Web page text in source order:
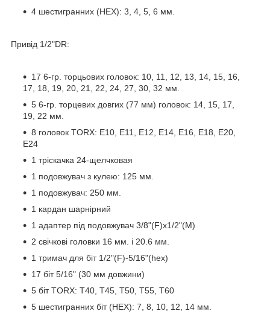
4 шестигранних (HEX): 3, 4, 5, 6 мм.
Привід 1/2"DR:
17 6-гр. торцьових головок: 10, 11, 12, 13, 14, 15, 16,
17, 18, 19, 20, 21, 22, 24, 27, 30, 32 мм.
5 6-гр. торцевих довгих (77 мм) головок: 14, 15, 17,
19, 22 мм.
8 головок TORX: E10, E11, E12, E14, E16, E18, E20,
E24
1 тріскачка 24-щелчковая
1 подовжувач з кулею: 125 мм.
1 подовжувач: 250 мм.
1 кардан шарнірний
1 адаптер під подовжувач 3/8"(F)x1/2"(M)
2 свічкові головки 16 мм. і 20.6 мм.
1 тримач для біт 1/2"(F)-5/16"(hex)
17 біт 5/16" (30 мм довжини)
5 біт TORX: T40, T45, T50, T55, T60
5 шестигранних біт (HEX): 7, 8, 10, 12, 14 мм.